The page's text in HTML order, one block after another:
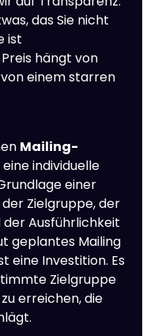
das Sie nicht
ist
hängt von
einem starren
Mailing-
individuelle
einer
Zielgruppe, der
der Ausführlichkeit
geplantes Mailing
eine Investition. Es
Zielgruppe
erreichen, die